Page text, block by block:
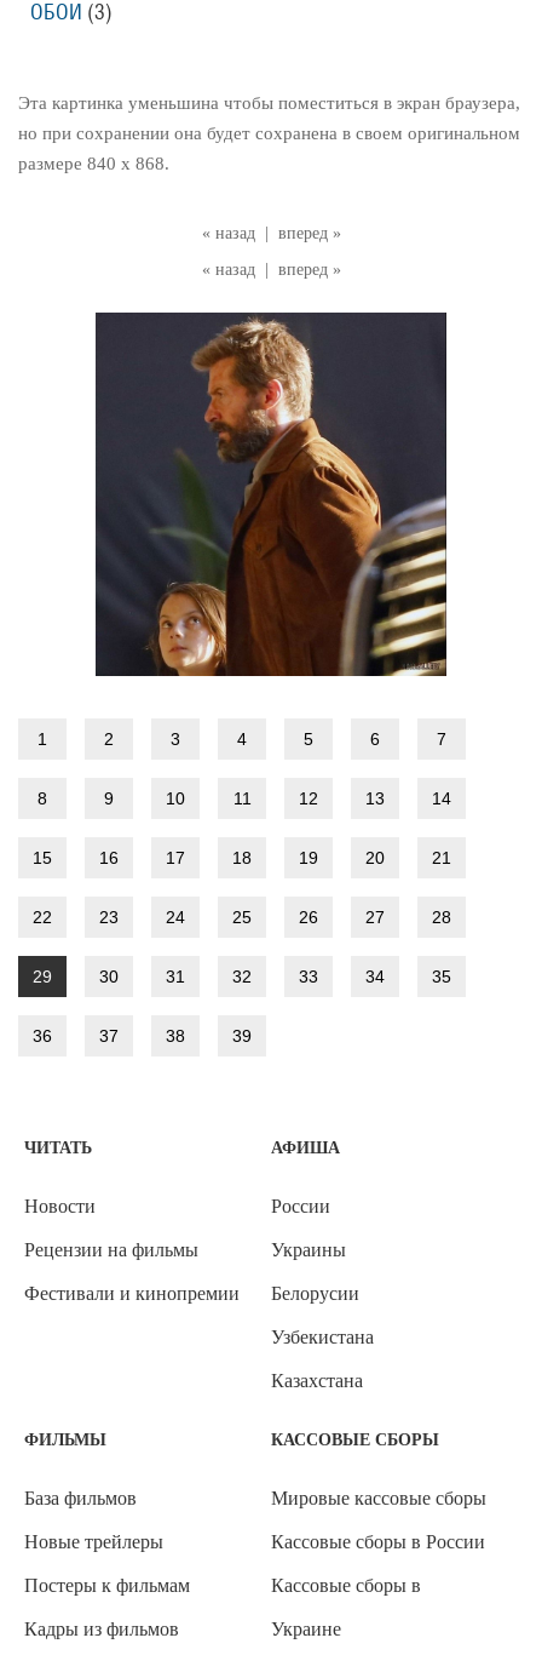
« назад
вперед »
« назад
вперед »
Эта картинка уменьшина чтобы поместиться в экран браузера,
но при сохранении она будет сохранена в своем оригинальном
размере 840 x 868.
1 2 3 4 5 6 7
8 9 10 11 12 13 14
15 16 17 18 19 20 21
22 23 24 25 26 27 28
29 30 31 32 33 34 35
36 37 38 39
ОБОИ (3)
ЧИТАТЬ
Новости
Рецензии на фильмы
Фестивали и кинопремии
АФИША
России
Украины
Белорусии
Узбекистана
Казахстана
ФИЛЬМЫ
База фильмов
Новые трейлеры
Постеры к фильмам
Кадры из фильмов
КАССОВЫЕ СБОРЫ
Мировые кассовые сборы
Кассовые сборы в России
Кассовые сборы в
Украине